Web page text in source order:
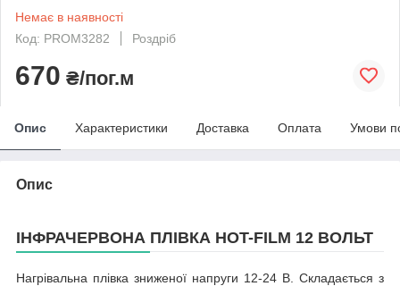
Немає в наявності
Код: PROM3282
Роздріб
670 ₴/пог.м
Опис Характеристики Доставка Оплата Умови
Опис
ІНФРАЧЕРВОНА ПЛІВКА HOT-FILM 12 ВОЛЬТ
Нагрівальна плівка зниженої напруги 12-24 В. Складається з